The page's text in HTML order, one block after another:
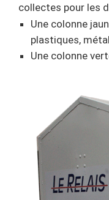
collectes pour les
Une colonne
plastiques,
Une colonne